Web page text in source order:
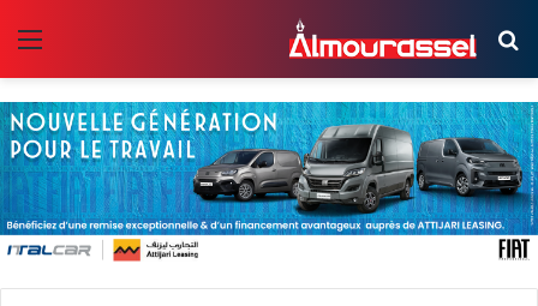
بحث
عن